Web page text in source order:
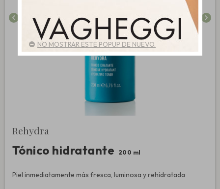
chevron_left chevron_right
Rehydra
Tónico hidratante 200 ml
Piel inmediatamente más fresca, luminosa y rehidratada
NO MOSTRAR ESTE POPUP DE NUEVO.